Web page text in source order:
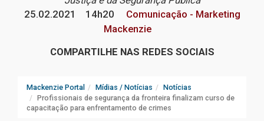
25.02.2021
14h20
Comunicação - Marketing
Mackenzie
COMPARTILHE NAS REDES SOCIAIS
Mackenzie Portal Mídias / Notícias
Notícias
Profissionais de segurança da fronteira finalizam curso de
capacitação para enfrentamento de crimes